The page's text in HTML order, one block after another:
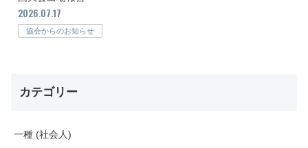
2026.07.17
協会からのお知らせ
カテゴリー
一種 (社会人)